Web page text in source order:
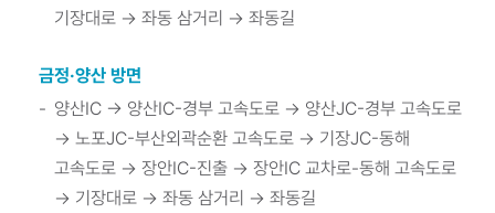
기장대로 → 좌동 삼거리 → 좌동길
금정·양산 방면
양산IC → 양산IC-경부 고속도로 → 양산JC-경부 고속도로
→ 노포JC-부산외곽순환 고속도로 → 기장JC-동해
고속도로 → 장안IC-진출 → 장안IC 교차로-동해 고속도로
→ 기장대로 → 좌동 삼거리 → 좌동길